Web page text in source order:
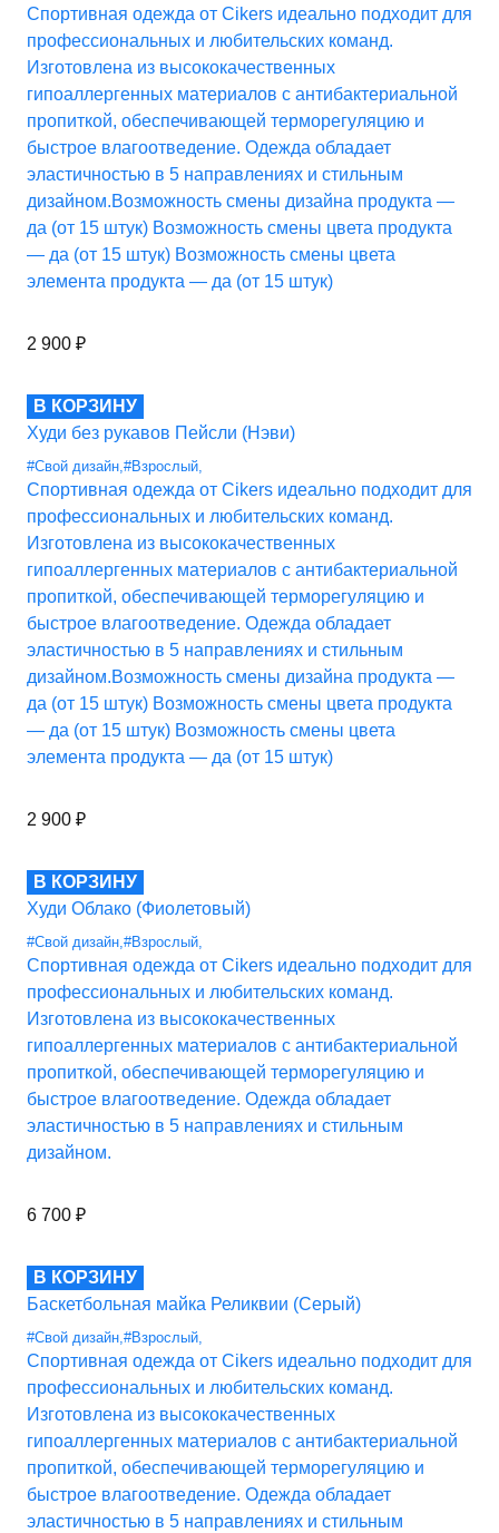
Спортивная одежда от Cikers идеально подходит для
профессиональных и любительских команд.
Изготовлена из высококачественных
гипоаллергенных материалов с антибактериальной
пропиткой, обеспечивающей терморегуляцию и
быстрое влагоотведение. Одежда обладает
эластичностью в 5 направлениях и стильным
дизайном.Возможность смены дизайна продукта —
да (от 15 штук) Возможность смены цвета продукта
— да (от 15 штук) Возможность смены цвета
элемента продукта — да (от 15 штук)
2 900 ₽
В КОРЗИНУ
Худи без рукавов Пейсли (Нэви)
#Свой дизайн #Взрослый
Спортивная одежда от Cikers идеально подходит для
профессиональных и любительских команд.
Изготовлена из высококачественных
гипоаллергенных материалов с антибактериальной
пропиткой, обеспечивающей терморегуляцию и
быстрое влагоотведение. Одежда обладает
эластичностью в 5 направлениях и стильным
дизайном.Возможность смены дизайна продукта —
да (от 15 штук) Возможность смены цвета продукта
— да (от 15 штук) Возможность смены цвета
элемента продукта — да (от 15 штук)
2 900 ₽
В КОРЗИНУ
Худи Облако (Фиолетовый)
#Свой дизайн #Взрослый
Спортивная одежда от Cikers идеально подходит для
профессиональных и любительских команд.
Изготовлена из высококачественных
гипоаллергенных материалов с антибактериальной
пропиткой, обеспечивающей терморегуляцию и
быстрое влагоотведение. Одежда обладает
эластичностью в 5 направлениях и стильным
дизайном.
6 700 ₽
В КОРЗИНУ
Баскетбольная майка Реликвии (Серый)
#Свой дизайн #Взрослый
Спортивная одежда от Cikers идеально подходит для
профессиональных и любительских команд.
Изготовлена из высококачественных
гипоаллергенных материалов с антибактериальной
пропиткой, обеспечивающей терморегуляцию и
быстрое влагоотведение. Одежда обладает
эластичностью в 5 направлениях и стильным